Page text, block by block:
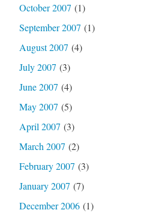
October 2007 (1)
September 2007 (1)
August 2007 (4)
July 2007 (3)
June 2007 (4)
May 2007 (5)
April 2007 (3)
March 2007 (2)
February 2007 (3)
January 2007 (7)
December 2006(1)